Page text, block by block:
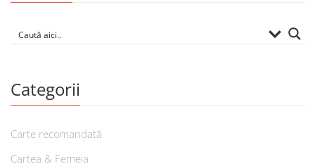
Categorii
Carte recomandată
Cartea & Femeia